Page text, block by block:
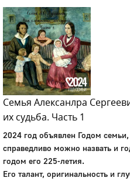
Семья Алексанлра
их судьба. Часть 1
2024 год объявлен Годом
справедливо можно назвать и
годом его 225-летия.
Его талант, оригинальность и